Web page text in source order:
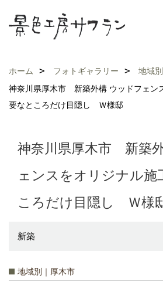
ホーム フォトギャラリー 地域別
神奈川県厚木市 新築外構 ウッドフェン
要なところだけ目隠し Ｗ様邸
神奈川県厚木市 新築
ェンスをオリジナル施
ころだけ目隠し Ｗ様
新築
地域別｜厚木市